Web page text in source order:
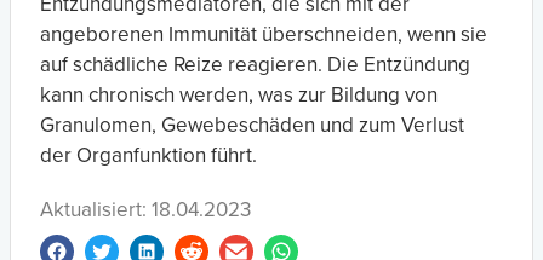
angeborenen Immunität überschneiden, wenn sie
auf schädliche Reize reagieren. Die Entzündung
kann chronisch werden, was zur Bildung von
Granulomen, Gewebeschäden und zum Verlust
der Organfunktion führt.
Aktualisiert: 18.04.2023